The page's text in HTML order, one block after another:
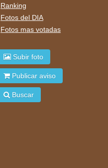
Ranking
Fotos del DIA
Fotos mas votadas
Subir foto
Publicar aviso
Buscar